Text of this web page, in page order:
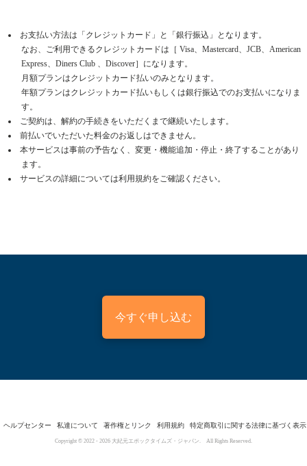
お支払い方法は「クレジットカード」と「銀行振込」となります。
なお、ご利用できるクレジットカードは［ Visa、Mastercard、JCB、American
Express、Diners Club 、Discover］になります。
月額プランはクレジットカード払いのみとなります。
年額プランはクレジットカード払いもしくは銀行振込でのお支払いになりま
す。
ご契約は、解約の手続きをいただくまで継続いたします。
前払いでいただいた料金のお返しはできません。
本サービスは事前の予告なく、変更・機能追加・停止・終了することがあり
ます。
サービスの詳細については利用規約をご確認ください。
今すぐ申し込む
ヘルプセンター 私達について 著作権とリンク 利用規約 特定商取引に関する法律に基づく表示
Copyright © 2022 - 2026 大紀元エポックタイムズ・ジャパン. All Rights Reserved.